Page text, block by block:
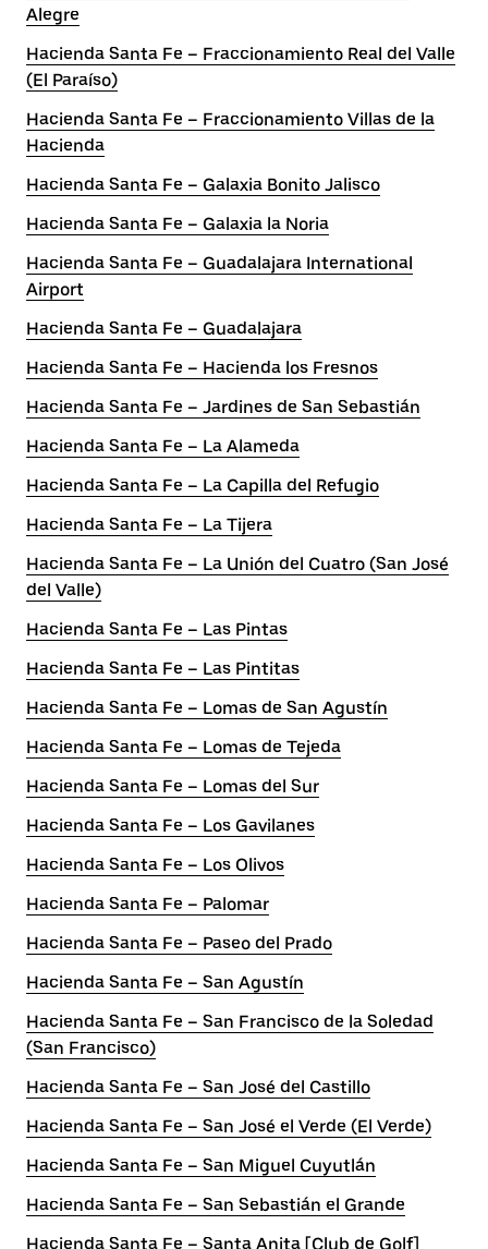
Alegre
Hacienda Santa Fe – Fraccionamiento Real del Valle
(El Paraíso)
Hacienda Santa Fe – Fraccionamiento Villas de la
Hacienda
Hacienda Santa Fe – Galaxia Bonito Jalisco
Hacienda Santa Fe – Galaxia la Noria
Hacienda Santa Fe – Guadalajara International
Airport
Hacienda Santa Fe – Guadalajara
Hacienda Santa Fe – Hacienda los Fresnos
Hacienda Santa Fe – Jardines de San Sebastián
Hacienda Santa Fe – La Alameda
Hacienda Santa Fe – La Capilla del Refugio
Hacienda Santa Fe – La Tijera
Hacienda Santa Fe – La Unión del Cuatro (San José
del Valle)
Hacienda Santa Fe – Las Pintas
Hacienda Santa Fe – Las Pintitas
Hacienda Santa Fe – Lomas de San Agustín
Hacienda Santa Fe – Lomas de Tejeda
Hacienda Santa Fe – Lomas del Sur
Hacienda Santa Fe – Los Gavilanes
Hacienda Santa Fe – Los Olivos
Hacienda Santa Fe – Palomar
Hacienda Santa Fe – Paseo del Prado
Hacienda Santa Fe – San Agustín
Hacienda Santa Fe – San Francisco de la Soledad
(San Francisco)
Hacienda Santa Fe – San José del Castillo
Hacienda Santa Fe – San José el Verde (El Verde)
Hacienda Santa Fe – San Miguel Cuyutlán
Hacienda Santa Fe – San Sebastián el Grande
Hacienda Santa Fe – Santa Anita [Club de Golf]